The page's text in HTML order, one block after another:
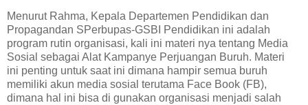
Menurut Rahma, Kepala Departemen Pendidikan dan
Propagandan SPerbupas-GSBI Pendidikan ini adalah
program rutin organisasi, kali ini materi nya tentang Media
Sosial sebagai Alat Kampanye Perjuangan Buruh. Materi
ini penting untuk saat ini dimana hampir semua buruh
memiliki akun media sosial terutama Face Book (FB),
dimana hal ini bisa di gunakan organisasi menjadi salah